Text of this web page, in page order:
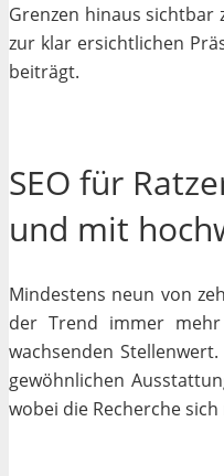
Grenzen hinaus sichtbar
zur klar ersichtlichen
beiträgt.
SEO für
und mit
Mindestens neun von
der Trend immer
wachsenden
gewöhnlichen
wobei die Recherche